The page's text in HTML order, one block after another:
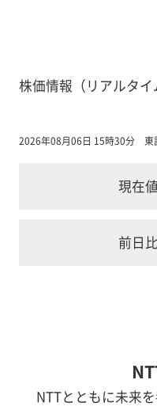
株価情報（リアルタイ
2026年08月06日 15時30分 東
現在値
前日比
NTTとともに未来